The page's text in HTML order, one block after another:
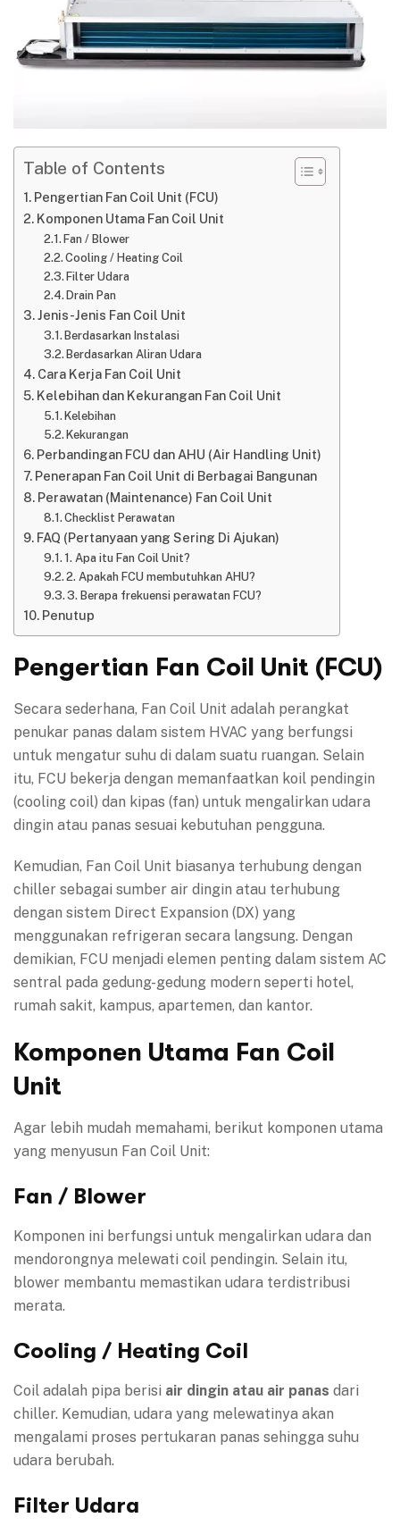
Table of Contents
Pengertian Fan Coil Unit (FCU)
Komponen Utama Fan Coil Unit
Fan / Blower
Cooling / Heating Coil
Filter Udara
Drain Pan
Jenis-Jenis Fan Coil Unit
Berdasarkan Instalasi
Berdasarkan Aliran Udara
Cara Kerja Fan Coil Unit
Kelebihan dan Kekurangan Fan Coil Unit
Kelebihan
Kekurangan
Perbandingan FCU dan AHU (Air Handling Unit)
Penerapan Fan Coil Unit di Berbagai Bangunan
Perawatan (Maintenance) Fan Coil Unit
Checklist Perawatan
FAQ (Pertanyaan yang Sering Di Ajukan)
1. Apa itu Fan Coil Unit?
2. Apakah FCU membutuhkan AHU?
3. Berapa frekuensi perawatan FCU?
Penutup
Pengertian Fan Coil Unit (FCU)
Secara sederhana, Fan Coil Unit adalah perangkat
penukar panas dalam sistem HVAC yang berfungsi
untuk mengatur suhu di dalam suatu ruangan. Selain
itu, FCU bekerja dengan memanfaatkan koil pendingin
(cooling coil) dan kipas (fan) untuk mengalirkan udara
dingin atau panas sesuai kebutuhan pengguna.
Kemudian, Fan Coil Unit biasanya terhubung dengan
chiller sebagai sumber air dingin atau terhubung
dengan sistem Direct Expansion (DX) yang
menggunakan refrigeran secara langsung. Dengan
demikian, FCU menjadi elemen penting dalam sistem AC
sentral pada gedung-gedung modern seperti hotel,
rumah sakit, kampus, apartemen, dan kantor.
Komponen Utama Fan Coil
Unit
Agar lebih mudah memahami, berikut komponen utama
yang menyusun Fan Coil Unit:
Fan / Blower
Komponen ini berfungsi untuk mengalirkan udara dan
mendorongnya melewati coil pendingin. Selain itu,
blower membantu memastikan udara terdistribusi
merata.
Cooling / Heating Coil
Coil adalah pipa berisi air dingin atau air panas dari
chiller. Kemudian, udara yang melewatinya akan
mengalami proses pertukaran panas sehingga suhu
udara berubah.
Filter Udara